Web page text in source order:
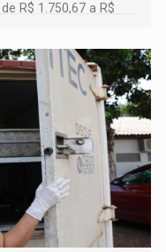
R$ 1.750,67 a R$